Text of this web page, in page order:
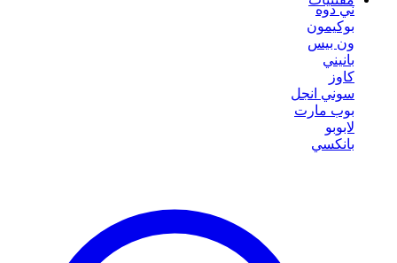
ني دوه
بوكيمون
ون بيس
بانيني
كاوز
سوني انجل
بوب مارت
لابوبو
بانكسي